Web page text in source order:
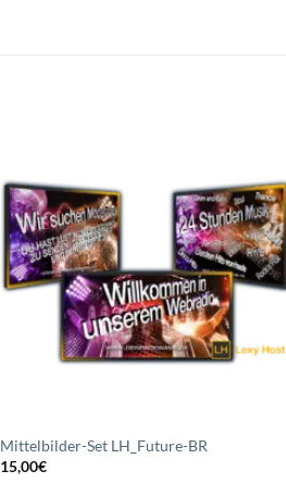
Auf die
Wunschliste
setzen
Mittelbilder-Set LH_Future-BR
15,00€